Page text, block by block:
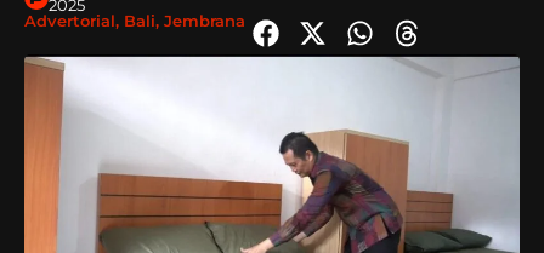
2025
Advertorial, Bali, Jembrana